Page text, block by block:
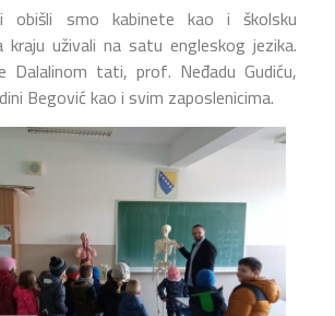
obišli smo kabinete kao i školsku
uživali na satu engleskog jezika.
Dalalinom tati, prof. Neđadu Gudiću,
Begović kao i svim zaposlenicima.